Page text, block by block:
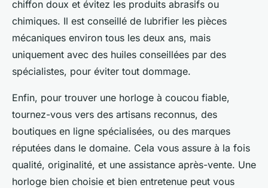
chiffon doux et évitez les produits abrasifs ou
chimiques. Il est conseillé de lubrifier les pièces
mécaniques environ tous les deux ans, mais
uniquement avec des huiles conseillées par des
spécialistes, pour éviter tout dommage.
Enfin, pour trouver une horloge à coucou fiable,
tournez-vous vers des artisans reconnus, des
boutiques en ligne spécialisées, ou des marques
réputées dans le domaine. Cela vous assure à la fois
qualité, originalité, et une assistance après-vente. Une
horloge bien choisie et bien entretenue peut vous